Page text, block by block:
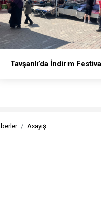
Tavşanlı’da İndirim
Asayiş